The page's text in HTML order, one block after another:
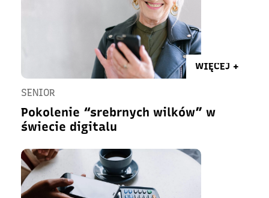
WIĘCEJ +
SENIOR
Pokolenie “srebrnych wilków” w
świecie digitalu